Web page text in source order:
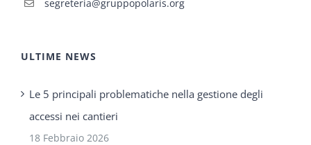
segreteria@gruppopolaris.org
ULTIME NEWS
Le 5 principali problematiche nella gestione degli
accessi nei cantieri
18 Febbraio 2026